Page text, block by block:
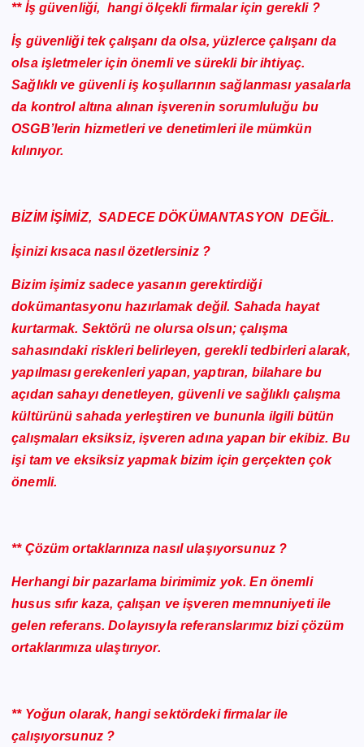
** İş güvenliği, hangi ölçekli firmalar için gerekli ?
İş güvenliği tek çalışanı da olsa, yüzlerce çalışanı da
olsa işletmeler için önemli ve sürekli bir ihtiyaç.
Sağlıklı ve güvenli iş koşullarının sağlanması yasalarla
da kontrol altına alınan işverenin sorumluluğu bu
OSGB’lerin hizmetleri ve denetimleri ile mümkün
kılınıyor.
BİZİM İŞİMİZ, SADECE DÖKÜMANTASYON DEĞİL.
İşinizi kısaca nasıl özetlersiniz ?
Bizim işimiz sadece yasanın gerektirdiği
dokümantasyonu hazırlamak değil. Sahada hayat
kurtarmak. Sektörü ne olursa olsun; çalışma
sahasındaki riskleri belirleyen, gerekli tedbirleri alarak,
yapılması gerekenleri yapan, yaptıran, bilahare bu
açıdan sahayı denetleyen, güvenli ve sağlıklı çalışma
kültürünü sahada yerleştiren ve bununla ilgili bütün
çalışmaları eksiksiz, işverenadına yapan bir ekibiz. Bu
işi tam ve eksiksiz yapmak bizim için gerçekten çok
önemli.
** Çözüm ortaklarınıza nasıl ulaşıyorsunuz ?
Herhangi bir pazarlama birimimiz yok. En önemli
husus sıfır kaza, çalışan ve işveren memnuniyeti ile
gelen referans. Dolayısıyla referanslarımız bizi çözüm
ortaklarımıza ulaştırıyor.
** Yoğun olarak, hangi sektördeki firmalar ile
çalışıyorsunuz ?